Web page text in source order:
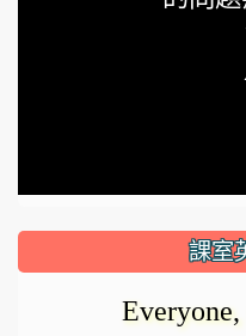
課室
Everyone,